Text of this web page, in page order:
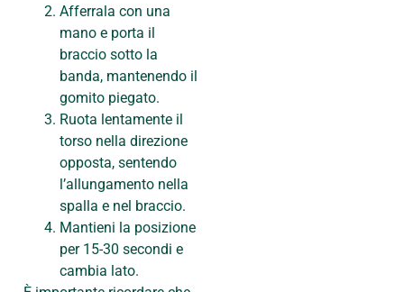
Afferrala con una
mano e porta il
braccio sotto la
banda, mantenendo il
gomito piegato.
Ruota lentamente il
torso nella direzione
opposta, sentendo
l’allungamento nella
spalla e nel braccio.
Mantieni la posizione
per 15-30 secondi e
cambia lato.